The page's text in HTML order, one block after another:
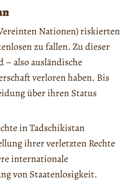
Nationen) riskierten
zu fallen. Zu dieser
– also ausländische
verloren haben. Bis
über ihren Status
in Tadschikistan
ihrer verletzten Rechte
internationale
von Staatenlosigkeit.